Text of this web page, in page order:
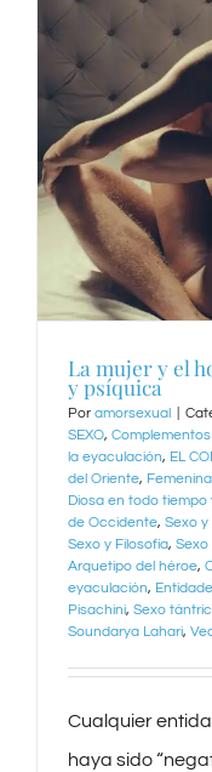
La mujer y el
y psíquica
Por amorsexual
SEXO,
la eyaculación, EL
del Oriente,
Diosa en todo tiempo
de Occidente, Sexo y
Sexo y Filosofía, Sexo
Arquetipo del héroe,
eyaculación,
Pisachini, Sexo
Soundarya Lahari,
Cualquier
haya sido